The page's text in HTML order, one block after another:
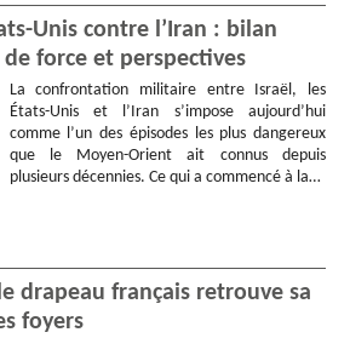
Unis contre l’Iran : bilan
force et perspectives
La confrontation militaire entre Israël, les
États-Unis et l’Iran s’impose aujourd’hui
comme l’un des épisodes les plus dangereux
que le Moyen-Orient ait connus depuis
plusieurs décennies. Ce qui a commencé à la…
le drapeau français retrouve sa
foyers